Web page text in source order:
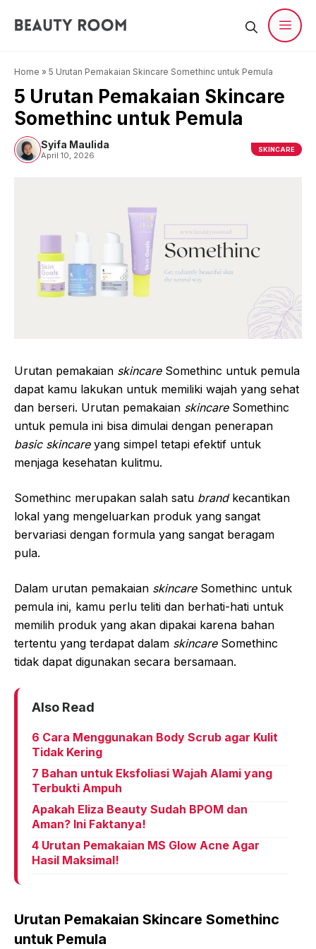
Home » 5 Urutan Pemakaian Skincare Somethinc untuk Pemula
5 Urutan Pemakaian Skincare
Somethinc untuk Pemula
Syifa Maulida
April 10, 2026
SKINCARE
Urutan pemakaian skincare Somethinc untuk pemula
dapat kamu lakukan untuk memiliki wajah yang sehat
dan berseri. Urutan pemakaian skincare Somethinc
untuk pemula ini bisa dimulai dengan penerapan
basic skincare yang simpel tetapi efektif untuk
menjaga kesehatan kulitmu.
Somethinc merupakan salah satu brand kecantikan
lokal yang mengeluarkan produk yang sangat
bervariasi dengan formula yang sangat beragam
pula.
Dalam urutan pemakaian skincare Somethinc untuk
pemula ini, kamu perlu teliti dan berhati-hati untuk
memilih produk yang akan dipakai karena bahan
tertentu yang terdapat dalam skincare Somethinc
tidak dapat digunakan secara bersamaan.
Also Read
6 Cara Menggunakan Body Scrub agar Kulit
Tidak Kering
7 Bahan untuk Eksfoliasi Wajah Alami yang
Terbukti Ampuh
Apakah Eliza Beauty Sudah BPOM dan
Aman? Ini Faktanya!
4 Urutan Pemakaian MS Glow Acne Agar
Hasil Maksimal!
Urutan Pemakaian Skincare Somethinc
untuk Pemula